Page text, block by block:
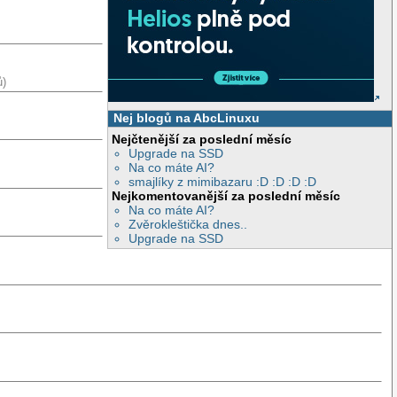
Nej blogů na AbcLinuxu
Nejčtenější za poslední měsíc
Upgrade na SSD
Na co máte AI?
smajlíky z mimibazaru :D :D :D :D
Nejkomentovanější za poslední měsíc
Na co máte AI?
Zvěrokleštička dnes..
Upgrade na SSD